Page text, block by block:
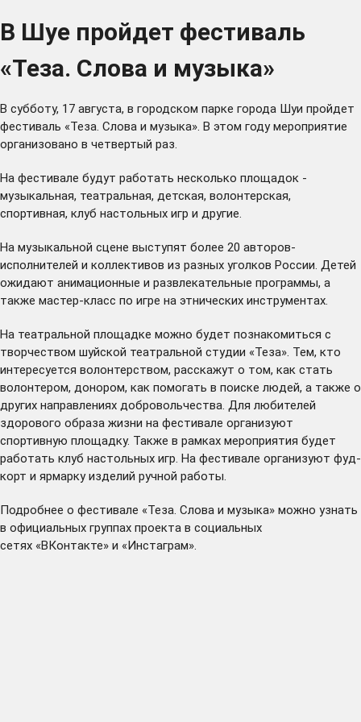
В Шуе пройдет фестиваль
«Теза. Слова и музыка»
В субботу, 17 августа, в городском парке города Шуи пройдет
фестиваль «Теза. Слова и музыка». В этом году мероприятие
организовано в четвертый раз.
На фестивале будут работать несколько площадок -
музыкальная, театральная, детская, волонтерская,
спортивная, клуб настольных игр и другие.
На музыкальной сцене выступят более 20 авторов-
исполнителей и коллективов из разных уголков России. Детей
ожидают анимационные и развлекательные программы, а
также мастер-класс по игре на этнических инструментах.
На театральной площадке можно будет познакомиться с
творчеством шуйской театральной студии «Теза». Тем, кто
интересуется волонтерством, расскажут о том, как стать
волонтером, донором, как помогать в поиске людей, а также о
других направлениях добровольчества. Для любителей
здорового образа жизни на фестивале организуют
спортивную площадку. Также в рамках мероприятия будет
работать клуб настольных игр. На фестивале организуют фуд-
корт и ярмарку изделий ручной работы.
Подробнее о фестивале «Теза. Слова и музыка» можно узнать
в официальных группах проекта в социальных
сетях «ВКонтакте» и «Инстаграм»